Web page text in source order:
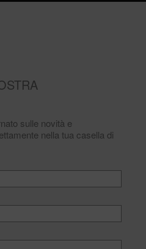
sulle novità e
nella tua casella di